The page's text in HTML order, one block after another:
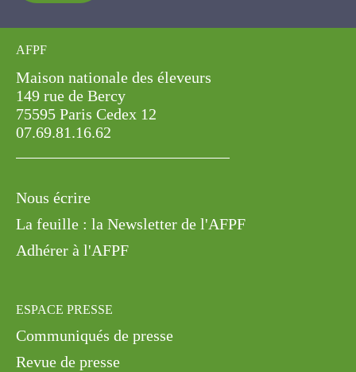
AFPF
Maison nationale des éleveurs
149 rue de Bercy
75595 Paris Cedex 12
07.69.81.16.62
Nous écrire
La feuille : la Newsletter de l'AFPF
Adhérer à l'AFPF
ESPACE PRESSE
Communiqués de presse
Revue de presse